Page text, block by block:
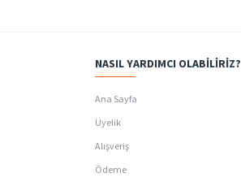
NASIL YARDIMCI OLABILIRIZ?
Ana Sayfa
Üyelik
Alışveriş
Ödeme